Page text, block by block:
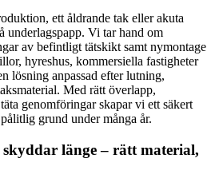
ett åldrande tak eller akuta
underlagspapp. Vi tar hand om
av befintligt tätskikt samt nymontage
hyreshus, kommersiella fastigheter
lösning anpassad efter lutning,
Med rätt överlapp,
genomföringar skapar vi ett säkert
grund under många år.
länge – rätt material,